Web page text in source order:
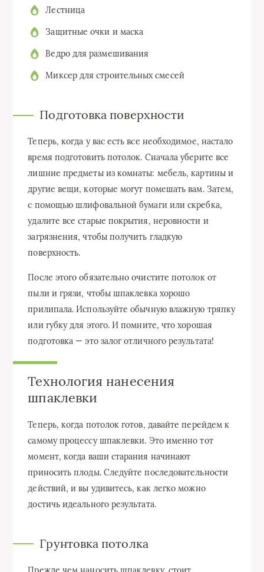
Лестница
Защитные очки и маска
Ведро для размешивания
Миксер для строительных смесей
Подготовка поверхности
Теперь, когда у вас есть все необходимое, настало
время подготовить потолок. Сначала уберите все
лишние предметы из комнаты: мебель, картины и
другие вещи, которые могут помешать вам. Затем,
с помощью шлифовальной бумаги или скребка,
удалите все старые покрытия, неровности и
загрязнения, чтобы получить гладкую
поверхность.
После этого обязательно очистите потолок от
пыли и грязи, чтобы шпаклевка хорошо
прилипала. Используйте обычную влажную тряпку
или губку для этого. И помните, что хорошая
подготовка — это залог отличного результата!
Технология нанесения
шпаклевки
Теперь, когда потолок готов, давайте перейдем к
самому процессу шпаклевки. Это именно тот
момент, когда ваши старания начинают
приносить плоды. Следуйте последовательности
действий, и вы удивитесь, как легко можно
достичь идеального результата.
Грунтовка потолка